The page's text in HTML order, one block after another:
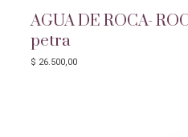
AGUA DE ROCA-
petra
$ 26.500,00